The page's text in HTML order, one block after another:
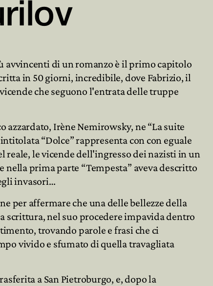
avvincenti di un romanzo è il primo capitolo
in 50 giorni, incredibile, dove Fabrizio, il
che seguono l'entrata delle truppe
azzardato, Irène Nemirowsky, ne “La suite
“Dolce” rappresenta con con eguale
reale, le vicende dell'ingresso dei nazisti in un
nella prima parte “Tempesta” aveva descritto
invasori…
per affermare che una delle bellezze della
scrittura, nel suo procedere impavida dentro
trovando parole e frasi che ci
vivido e sfumato di quella travagliata
a San Pietroburgo, e, dopo la